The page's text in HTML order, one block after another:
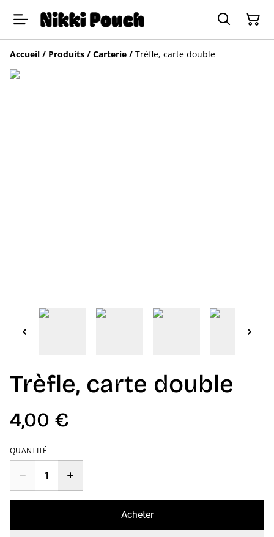
Accueil / Produits / Carterie / Trèfle, carte double
Trèfle, carte double
4,00 €
QUANTITÉ
Acheter